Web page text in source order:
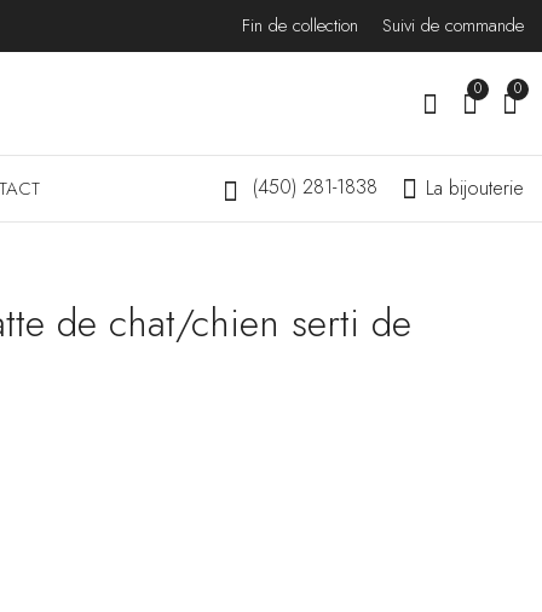
Fin de collection Suivi de commande
0 0
(450) 281-1838 La bijouterie
Collier double cercle
en pavage diamants
Collier cercle et son
diamant solitaire
de chat/chien serti de